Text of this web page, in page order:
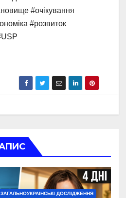
#очікування
#розвиток
ЗАГАЛЬНОУКРАЇНСЬКІ ДОСЛІДЖЕННЯ